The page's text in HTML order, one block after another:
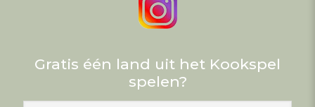
Gratis één land uit het Kookspel
spelen?